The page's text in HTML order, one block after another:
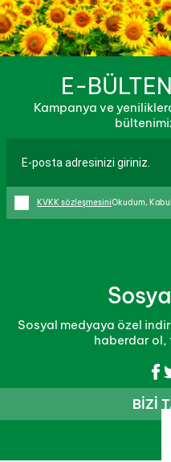
E-
Kampanya ve
KVKK sözleşmesiniOkudum,
Sosyal medyaya özel
haberdar ol,
BIZI